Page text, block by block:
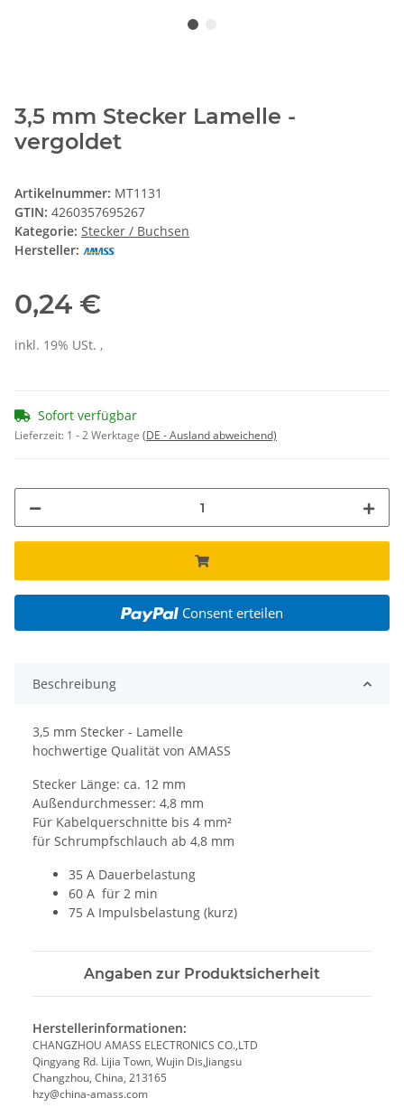
3,5 mm Stecker Lamelle -
vergoldet
Artikelnummer: MT1131
GTIN: 4260357695267
Kategorie: Stecker / Buchsen
Hersteller:
0,24 €
inkl. 19% USt. ,
Sofort verfügbar
Lieferzeit: 1 - 2 Werktage (DE - Ausland abweichend)
Consent erteilen
Beschreibung
3,5 mm Stecker - Lamelle
hochwertige Qualität von AMASS
Stecker Länge: ca. 12 mm
Außendurchmesser: 4,8 mm
Für Kabelquerschnitte bis 4 mm²
für Schrumpfschlauch ab 4,8 mm
35 A Dauerbelastung
60 A für 2 min
75 A Impulsbelastung (kurz)
Angaben zur Produktsicherheit
Herstellerinformationen:
CHANGZHOU AMASS ELECTRONICS CO.,LTD
Qingyang Rd. Lijia Town, Wujin Dis,Jiangsu
Changzhou, China, 213165
hzy@china-amass.com